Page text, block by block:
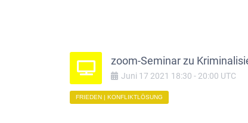
zoom-Seminar zu
Juni 17 2021 18:30 - 20:00 UTC
FRIEDEN | KONFLIKTLÖSUNG